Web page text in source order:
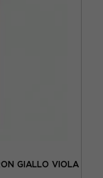
GIALLO VIOLA